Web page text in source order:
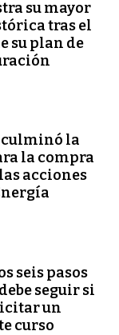
su mayor
tras el
su plan de
la
la compra
las acciones
seis pasos
seguir si
un
curso